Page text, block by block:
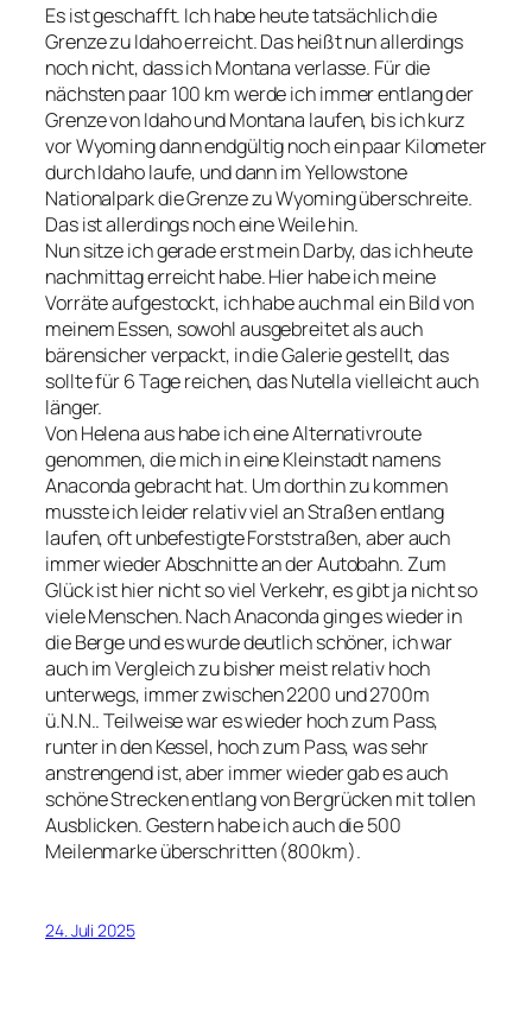
Es ist geschafft. Ich habe heute tatsächlich die
Grenze zu Idaho erreicht. Das heißt nun allerdings
noch nicht, dass ich Montana verlasse. Für die
nächsten paar 100 km werde ich immer entlang der
Grenze von Idaho und Montana laufen, bis ich kurz
vor Wyoming dann endgültig noch ein paar Kilometer
durch Idaho laufe, und dann im Yellowstone
Nationalpark die Grenze zu Wyoming überschreite.
Das ist allerdings noch eine Weile hin.
Nun sitze ich gerade erst mein Darby, das ich heute
nachmittag erreicht habe. Hier habe ich meine
Vorräte aufgestockt, ich habe auch mal ein Bild von
meinem Essen, sowohl ausgebreitet als auch
bärensicher verpackt, in die Galerie gestellt, das
sollte für 6 Tage reichen, das Nutella vielleicht auch
länger.
Von Helena aus habe ich eine Alternativroute
genommen, die mich in eine Kleinstadt namens
Anaconda gebracht hat. Um dorthin zu kommen
musste ich leider relativ viel an Straßen entlang
laufen, oft unbefestigte Forststraßen, aber auch
immer wieder Abschnitte an der Autobahn. Zum
Glück ist hier nicht so viel Verkehr, es gibt ja nicht so
viele Menschen. Nach Anaconda ging es wieder in
die Berge und es wurde deutlich schöner, ich war
auch im Vergleich zu bisher meist relativ hoch
unterwegs, immer zwischen 2200 und 2700m
ü.N.N.. Teilweise war es wieder hoch zum Pass,
runter in den Kessel, hoch zum Pass, was sehr
anstrengend ist, aber immer wieder gab es auch
schöne Strecken entlang von Bergrücken mit tollen
Ausblicken. Gestern habe ich auch die 500
Meilenmarke überschritten (800km).
24. Juli 2025